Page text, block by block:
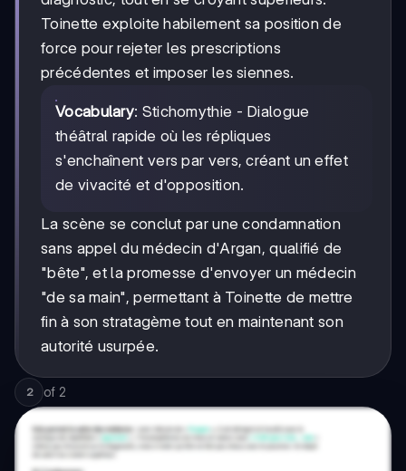
Toinette exploite habilement sa position de
force pour rejeter les prescriptions
précédentes et imposer les siennes.
Vocabulary: Stichomythie - Dialogue
théâtral rapide où les répliques
s'enchaînent vers par vers, créant un effet
de vivacité et d'opposition.
La scène se conclut par une condamnation
sans appel du médecin d'Argan, qualifié de
"bête", et la promesse d'envoyer un médecin
"de sa main", permettant à Toinette de mettre
fin à son stratagème tout en maintenant son
autorité usurpée.
2 of 2